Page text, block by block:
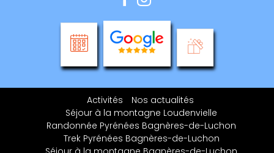
Activités
Nos actualités
Séjour à la montagne Loudenvielle
Randonnée Pyrénées Bagnères-de-Luchon
Trek Pyrénées Bagnères-de-Luchon